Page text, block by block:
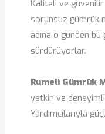
Kaliteli ve
sorunsuz gümrük
adına o günden bu
sürdürüyorlar.
Rumeli Gümrük
yetkin ve
Yardımcılarıyla